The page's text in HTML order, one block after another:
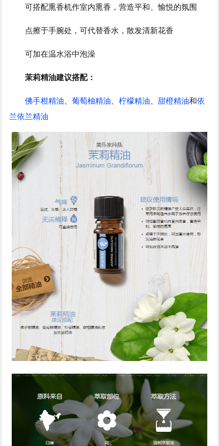
可搭配熏香机作室内熏香，营造平和、愉悦的氛围
点擦于手腕处，可代替香水，散发清新花香
可加在温水浴中泡澡
茉莉精油建议搭配：
佛手柑精油、葡萄柚精油、柠檬精油、甜橙精油和依
兰依兰精油